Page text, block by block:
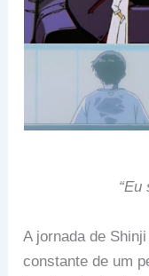
“Eu
A jornada de
constante de um